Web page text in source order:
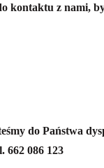
kontaktu z nami,
do Państwa
662 086 123